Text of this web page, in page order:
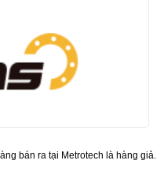
bán ra tại Metrotech là hàng giả.